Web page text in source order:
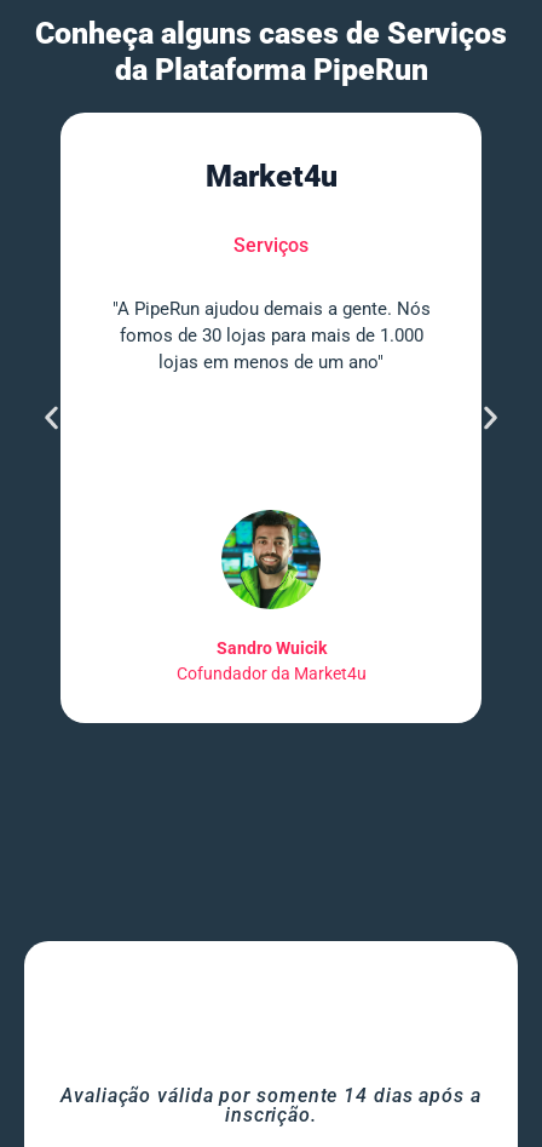
Conheça alguns cases de Serviços
da Plataforma PipeRun
Market4u
Serviços
"A PipeRun ajudou demais a gente. Nós
fomos de 30 lojas para mais de 1.000
lojas em menos de um ano"
Sandro Wuicik
Cofundador da Market4u
Avaliação válida por somente 14 dias após a
inscrição.